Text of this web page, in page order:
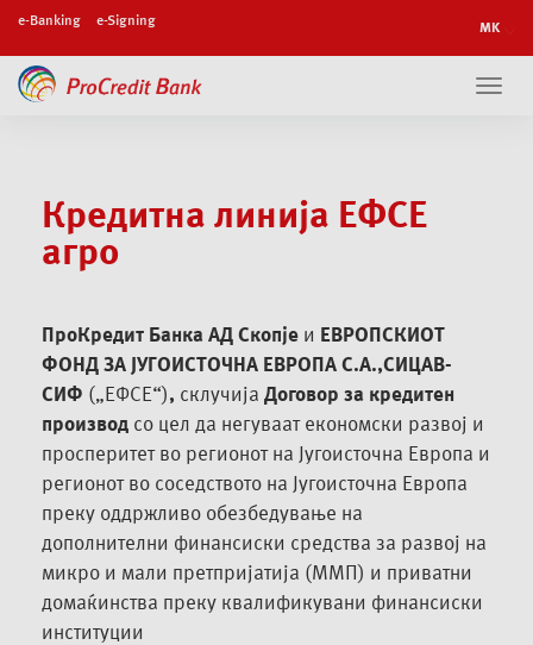
e-Banking e-Signing
Кредитна линија ЕФСЕ
агро
ПроКредит Банка АД Скопје и ЕВРОПСКИОТ
ФОНД ЗА ЈУГОИСТОЧНА ЕВРОПА С.А.,СИЦАВ-
СИФ („ЕФСЕ“), склучија Договор за кредитен
производ со цел да негуваат економски развој и
просперитет во регионот на Југоисточна Европа и
регионот во соседството на Југоисточна Европа
преку оддржливо обезбедување на
дополнителни финансиски средства за развој на
микро и мали претпријатија (ММП) и приватни
домаќинства преку квалификувани финансиски
институции